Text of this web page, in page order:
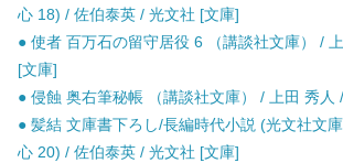
心 18) / 佐伯泰英 / 光文社 [文庫]
● 使者 百万石の留守居役 6 （講談社文庫） /
[文庫]
● 侵蝕 奥右筆秘帳 （講談社文庫） / 上田 秀人
● 髪結 文庫書下ろし/長編時代小説 (光文社文
心 20) / 佐伯泰英 / 光文社 [文庫]